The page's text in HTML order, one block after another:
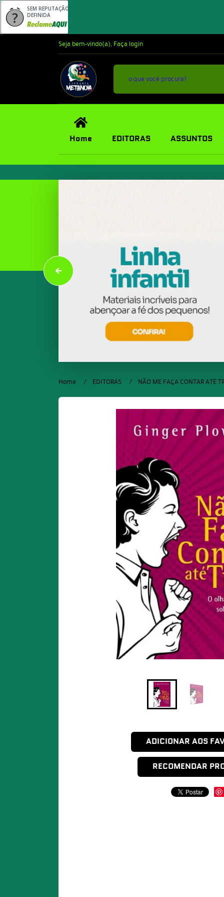
SEM REPUTAÇÃO
DEFINIDA
Seja bem-vindo(a), Faça login
Home EDITORAS ASSUNTOS
Home EDITORAS NÃO ME FAÇA CONTAR ATÉ
ADICIONAR AOS
RECOMENDAR